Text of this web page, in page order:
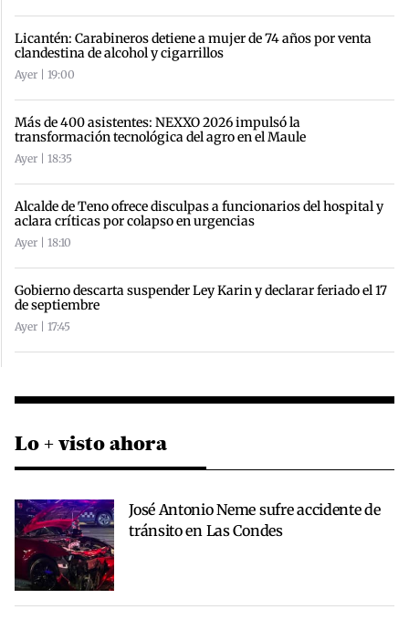
Licantén: Carabineros detiene a mujer de 74 años por venta
clandestina de alcohol y cigarrillos
Ayer | 19:00
Más de 400 asistentes: NEXXO 2026 impulsó la
transformación tecnológica del agro en el Maule
Ayer | 18:35
Alcalde de Teno ofrece disculpas a funcionarios del hospital y
aclara críticas por colapso en urgencias
Ayer | 18:10
Gobierno descarta suspender Ley Karin y declarar feriado el 17
de septiembre
Ayer | 17:45
Lo + visto ahora
José Antonio Neme sufre accidente de
tránsito en Las Condes